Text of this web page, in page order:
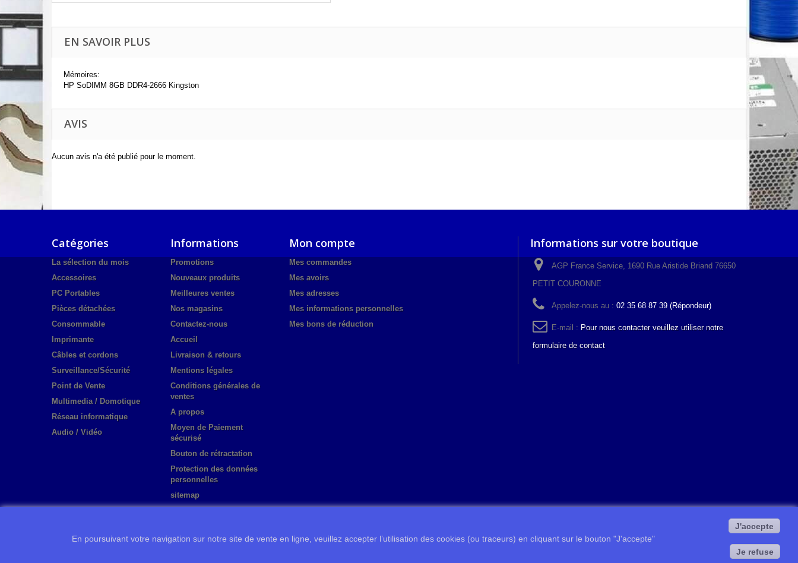
EN SAVOIR PLUS
Mémoires:
HP SoDIMM 8GB DDR4-2666 Kingston
AVIS
Aucun avis n'a été publié pour le moment.
Catégories
La sélection du mois
Accessoires
PC Portables
Pièces détachées
Consommable
Imprimante
Câbles et cordons
Surveillance/Sécurité
Point de Vente
Multimedia / Domotique
Réseau informatique
Audio / Vidéo
Informations
Promotions
Nouveaux produits
Meilleures ventes
Nos magasins
Contactez-nous
Accueil
Livraison & retours
Mentions légales
Conditions générales de
ventes
A propos
Moyen de Paiement
sécurisé
Bouton de rétractation
Protection des données
personnelles
sitemap
Mon compte
Mes commandes
Mes avoirs
Mes adresses
Mes informations personnelles
Mes bons de réduction
Informations sur votre boutique
AGP France Service, 1690 Rue Aristide Briand 76650
PETIT COURONNE
Appelez-nous au : 02 35 68 87 39 (Répondeur)
E-mail : Pour nous contacter veuillez utiliser notre
formulaire de contact
En poursuivant votre navigation sur notre site de vente en ligne, veuillez accepter l’utilisation des cookies (ou traceurs) en cliquant sur le bouton "J'accepte"
J'accepte
Je refuse